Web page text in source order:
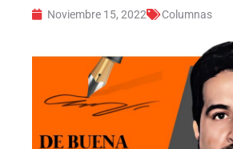
Noviembre 15, 2022 Columnas